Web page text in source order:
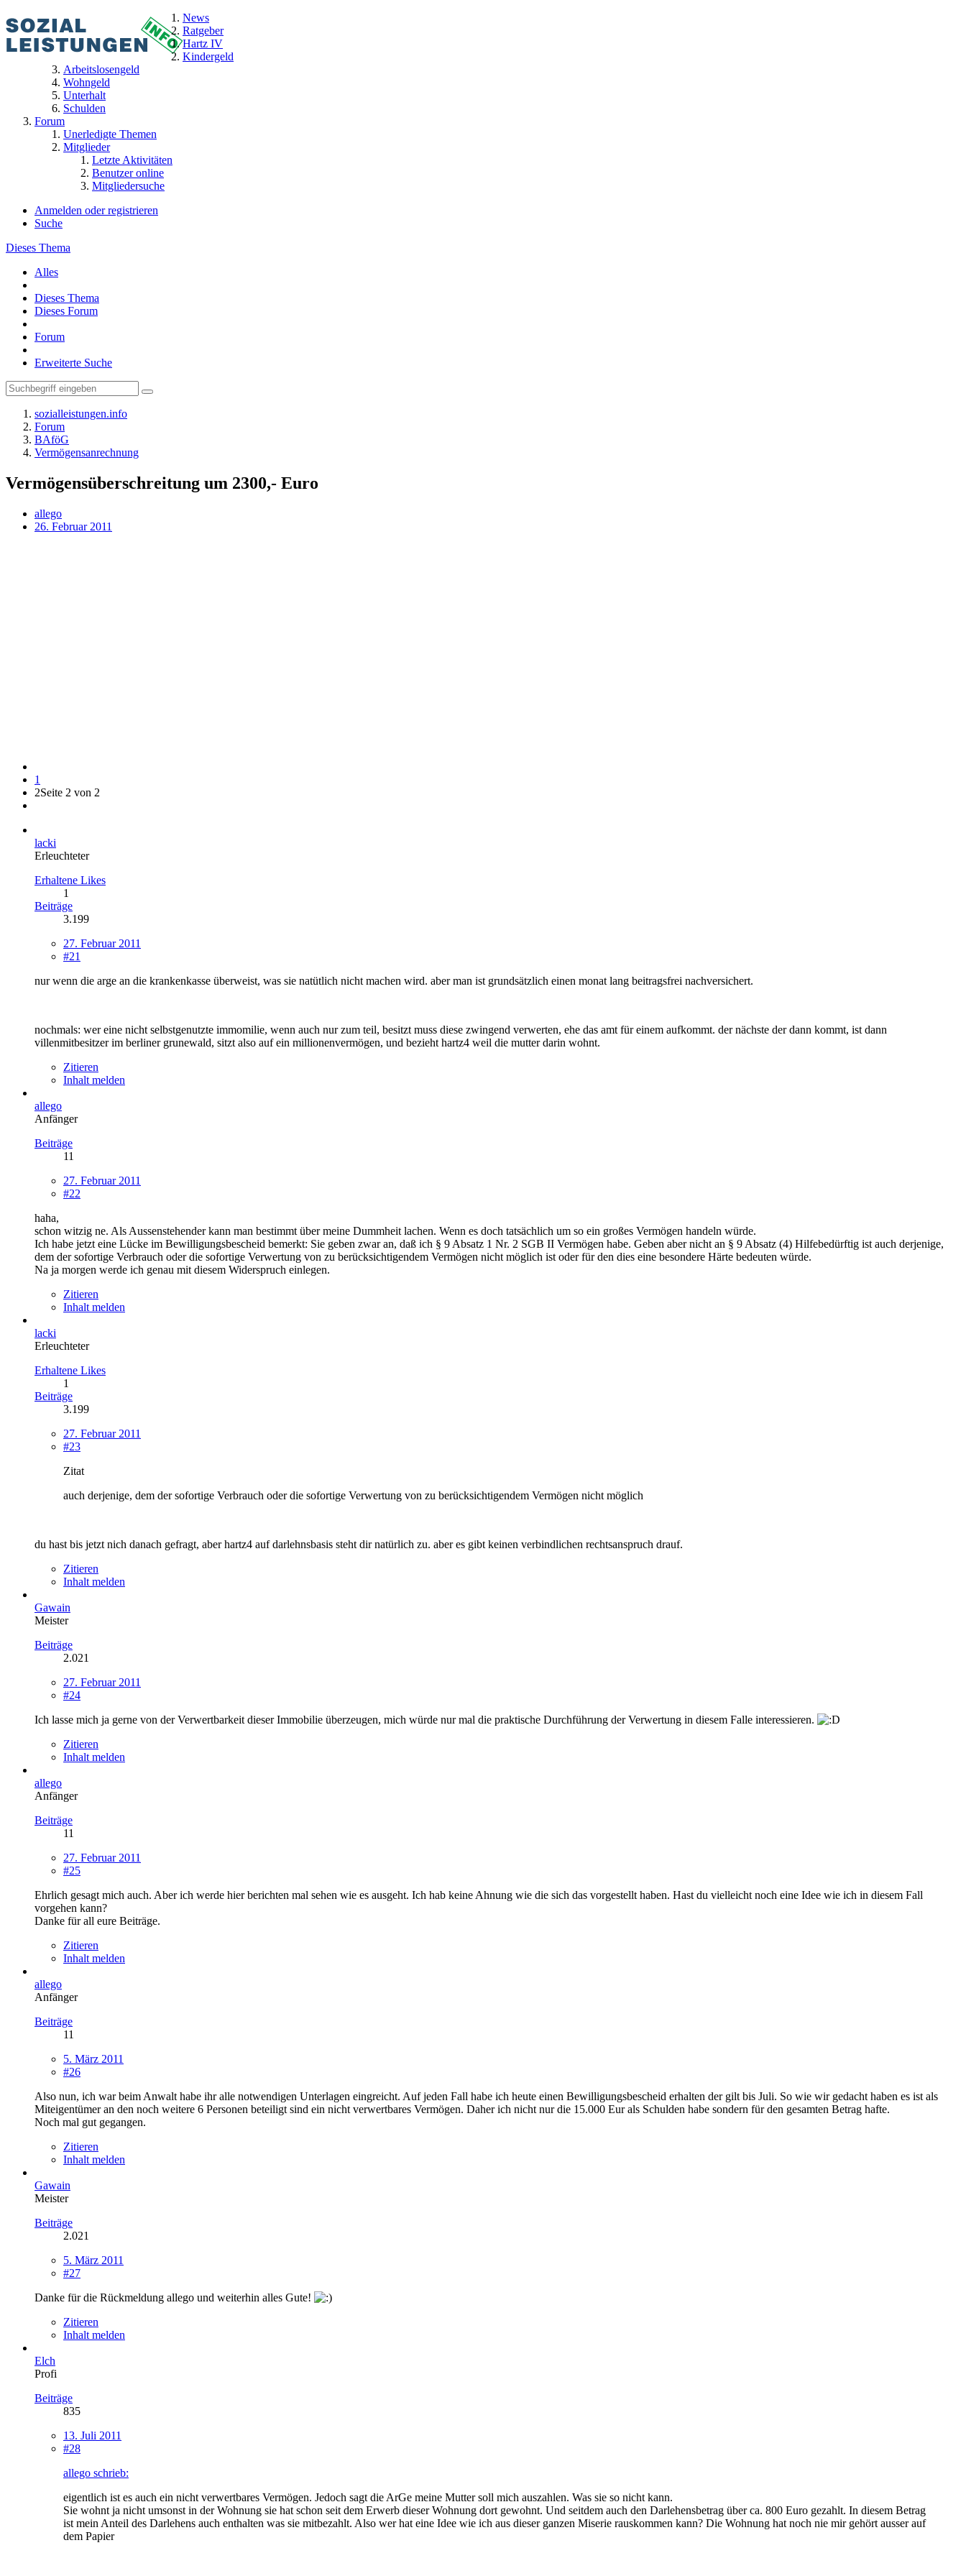
News
Ratgeber
Hartz IV
Kindergeld
Arbeitslosengeld
Wohngeld
Unterhalt
Schulden
Forum
Unerledigte Themen
Mitglieder
Letzte Aktivitäten
Benutzer online
Mitgliedersuche
Anmelden oder registrieren
Suche
Dieses Thema
Alles
Dieses Thema
Dieses Forum
Forum
Erweiterte Suche
sozialleistungen.info
Forum
BAföG
Vermögensanrechnung
Vermögensüberschreitung um 2300,- Euro
allego
26. Februar 2011
1
2Seite 2 von 2
lacki
Erleuchteter
Erhaltene Likes
1
Beiträge
3.199
27. Februar 2011
#21
nur wenn die arge an die krankenkasse überweist, was sie natütlich nicht machen wird. aber man ist grundsätzlich einen monat lang beitragsfrei nachversichert.
nochmals: wer eine nicht selbstgenutzte immomilie, wenn auch nur zum teil, besitzt muss diese zwingend verwerten, ehe das amt für einem aufkommt. der nächste der dann kommt, ist dann
villenmitbesitzer im berliner grunewald, sitzt also auf ein millionenvermögen, und bezieht hartz4 weil die mutter darin wohnt.
Zitieren
Inhalt melden
allego
Anfänger
Beiträge
11
27. Februar 2011
#22
haha,
schon witzig ne. Als Aussenstehender kann man bestimmt über meine Dummheit lachen. Wenn es doch tatsächlich um so ein großes Vermögen handeln würde.
Ich habe jetzt eine Lücke im Bewilligungsbescheid bemerkt: Sie geben zwar an, daß ich § 9 Absatz 1 Nr. 2 SGB II Vermögen habe. Geben aber nicht an § 9 Absatz (4) Hilfebedürftig ist auch derjenige,
dem der sofortige Verbrauch oder die sofortige Verwertung von zu berücksichtigendem Vermögen nicht möglich ist oder für den dies eine besondere Härte bedeuten würde.
Na ja morgen werde ich genau mit diesem Widerspruch einlegen.
Zitieren
Inhalt melden
lacki
Erleuchteter
Erhaltene Likes
1
Beiträge
3.199
27. Februar 2011
#23
Zitat
auch derjenige, dem der sofortige Verbrauch oder die sofortige Verwertung von zu berücksichtigendem Vermögen nicht möglich
du hast bis jetzt nich danach gefragt, aber hartz4 auf darlehnsbasis steht dir natürlich zu. aber es gibt keinen verbindlichen rechtsanspruch drauf.
Zitieren
Inhalt melden
Gawain
Meister
Beiträge
2.021
27. Februar 2011
#24
Ich lasse mich ja gerne von der Verwertbarkeit dieser Immobilie überzeugen, mich würde nur mal die praktische Durchführung der Verwertung in diesem Falle interessieren.
Zitieren
Inhalt melden
allego
Anfänger
Beiträge
11
27. Februar 2011
#25
Ehrlich gesagt mich auch. Aber ich werde hier berichten mal sehen wie es ausgeht. Ich hab keine Ahnung wie die sich das vorgestellt haben. Hast du vielleicht noch eine Idee wie ich in diesem Fall
vorgehen kann?
Danke für all eure Beiträge.
Zitieren
Inhalt melden
allego
Anfänger
Beiträge
11
5. März 2011
#26
Also nun, ich war beim Anwalt habe ihr alle notwendigen Unterlagen eingreicht. Auf jeden Fall habe ich heute einen Bewilligungsbescheid erhalten der gilt bis Juli. So wie wir gedacht haben es ist als
Miteigentümer an den noch weitere 6 Personen beteiligt sind ein nicht verwertbares Vermögen. Daher ich nicht nur die 15.000 Eur als Schulden habe sondern für den gesamten Betrag hafte.
Noch mal gut gegangen.
Zitieren
Inhalt melden
Gawain
Meister
Beiträge
2.021
5. März 2011
#27
Danke für die Rückmeldung allego und weiterhin alles Gute!
Zitieren
Inhalt melden
Elch
Profi
Beiträge
835
13. Juli 2011
#28
allego schrieb:
eigentlich ist es auch ein nicht verwertbares Vermögen. Jedoch sagt die ArGe meine Mutter soll mich auszahlen. Was sie so nicht kann.
Sie wohnt ja nicht umsonst in der Wohnung sie hat schon seit dem Erwerb dieser Wohnung dort gewohnt. Und seitdem auch den Darlehensbetrag über ca. 800 Euro gezahlt. In diesem Betrag
ist mein Anteil des Darlehens auch enthalten was sie mitbezahlt. Also wer hat eine Idee wie ich aus dieser ganzen Miserie rauskommen kann? Die Wohnung hat noch nie mir gehört ausser auf
dem Papier